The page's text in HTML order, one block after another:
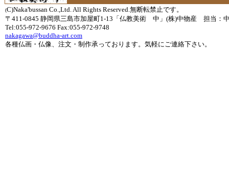
(C)Naka'bussan Co.,Ltd. All Rights Reserved.無断転禁止です。
〒411-0845 静岡県三島市加屋町1-13「仏教美術 中」(株)中物産 担当：
Tel:055-972-9676 Fax:055-972-9748
nakagawa@buddha-art.com
各種仏画・仏像、注文・制作承っております。気軽にご連絡下さい。